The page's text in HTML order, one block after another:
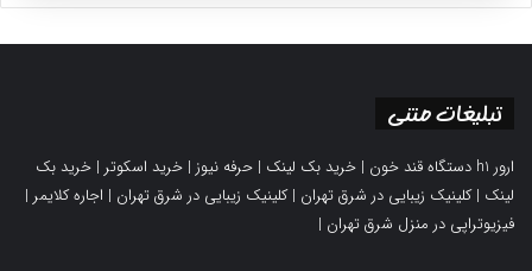
تبلیغات متنی
ارور h1 دستگاه قند خون | خرید بک لینک | حرفه نیوز | خرید اسکوتر | خرید بک
لینک |کلینیک زیبایی در شرق تهران |کلینیک زیبایی در شرق تهران | اجاره کلایمر |
فیزیوتراپی در منزل شرق تهران |